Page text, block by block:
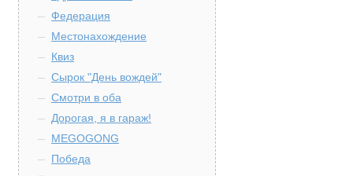
Федерация
Местонахождение
Квиз
Сырок "День вождей"
Смотри в оба
Дорогая, я в гараж!
MEGOGONG
Победа